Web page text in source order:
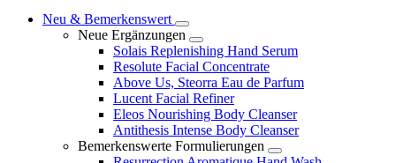
Neu & Bemerkenswert
Neue Ergänzungen
Solais Replenishing Hand Serum
Resolute Facial Concentrate
Above Us, Steorra Eau de Parfum
Lucent Facial Refiner
Eleos Nourishing Body Cleanser
Antithesis Intense Body Cleanser
Bemerkenswerte Formulierungen